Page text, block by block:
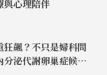
與心理陪伴
狂飆？不只是婦科問
分泌代謝卵巢症候群